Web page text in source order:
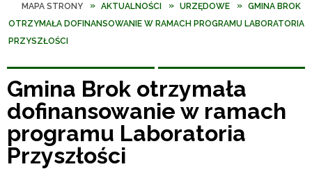
MAPA STRONY AKTUALNOŚCI URZĘDOWE
GMINA BROK
OTRZYMAŁA DOFINANSOWANIE W RAMACH PROGRAMU LABORATORIA
PRZYSZŁOŚCI
Gmina Brok otrzymała
dofinansowanie w ramach
programu Laboratoria
Przyszłości